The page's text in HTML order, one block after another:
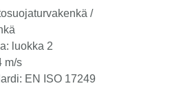
/
luokka 2
m/s
EN ISO 17249